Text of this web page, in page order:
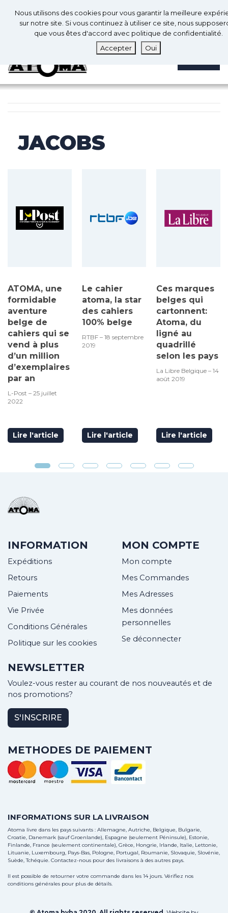
Fr
0 0
JACOBS
ATOMA, une
formidable
aventure
belge de
cahiers qui se
vend à plus
d’un million
d’exemplaires
par an
L-Post – 25 juillet
2022
Lire l'article
Le cahier
atoma, la star
des cahiers
100% belge
RTBF – 18 septembre
2019
Lire l'article
Ces marques
belges qui
cartonnent:
Atoma, du
ligné au
quadrillé
selon les pays
La Libre Belgique – 14
août 2019
Lire l'article
INFORMATION
Expéditions
Retours
Paiements
Vie Privée
Conditions Générales
Politique sur les cookies
MON COMPTE
Mon compte
Mes Commandes
Mes Adresses
Mes données
personnelles
Se déconnecter
NEWSLETTER
Voulez-vous rester au courant de nos nouveautés et de
nos promotions?
S'INSCRIRE
METHODES DE PAIEMENT
INFORMATIONS SUR LA LIVRAISON
Atoma livre dans les pays suivants : Allemagne, Autriche, Belgique, Bulgarie,
Croatie, Danemark (sauf Groenlande), Espagne (seulement Péninsule), Estonie,
Finlande, France (seulement continentale), Grèce, Hongrie, Irlande, Italie, Lettonie,
Lituanie, Luxembourg, Pays-Bas, Pologne, Portugal, Roumanie, Slovaquie, Slovénie,
Suède, Tchéquie. Contactez-nous pour des livraisons à des autres pays.
Il est possible de retourner votre commande dans les 14 jours. Vérifiez nos
conditions générales pour plus de détails.
Nous utilisons des cookies pour vous garantir la meilleure
sur notre site. Si vous continuez à utiliser ce site, nous
que vous êtes d'accord avec politique de confidentialité.
Accepter
Oui